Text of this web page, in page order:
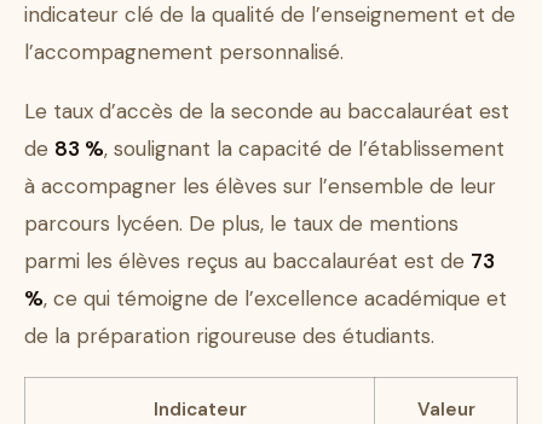
indicateur clé de la qualité de l’enseignement et de
l’accompagnement personnalisé.
Le taux d’accès de la seconde au baccalauréat est
de 83 %, soulignant la capacité de l’établissement
à accompagner les élèves sur l’ensemble de leur
parcours lycéen. De plus, le taux de mentions
parmi les élèves reçus au baccalauréat est de 73
%, ce qui témoigne de l’excellence académique et
de la préparation rigoureuse des étudiants.
Indicateur Valeur